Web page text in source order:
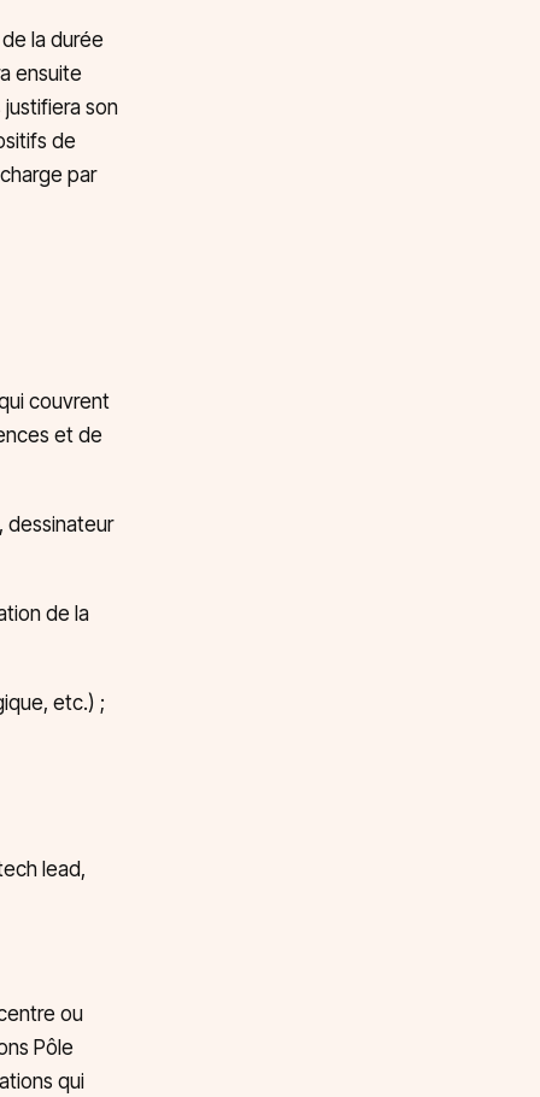
la durée
ensuite
son
de
par
couvrent
et de
dessinateur
de la
etc.) ;
lead,
ou
Pôle
qui